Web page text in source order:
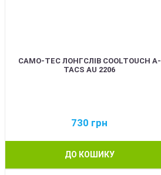
CAMO-TEC ЛОНГСЛІВ COOLTOUCH A-
TACS AU 2206
730 грн
ДО КОШИКУ